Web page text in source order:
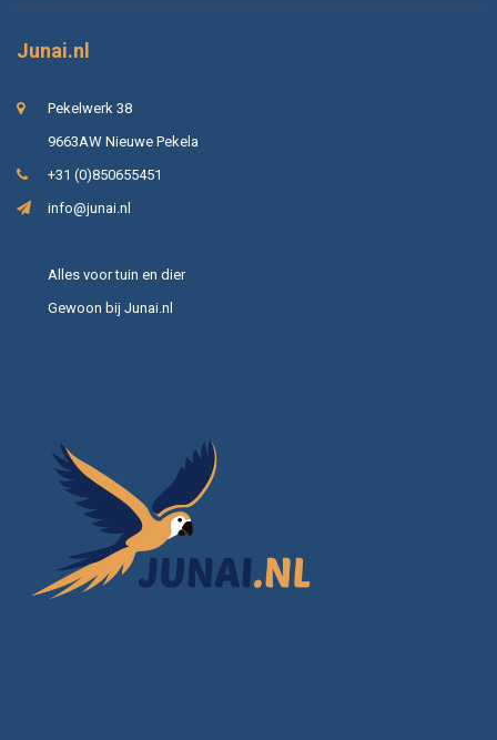
Junai.nl
Pekelwerk 38
9663AW Nieuwe Pekela
+31 (0)850655451
info@junai.nl
Alles voor tuin en dier
Gewoon bij Junai.nl